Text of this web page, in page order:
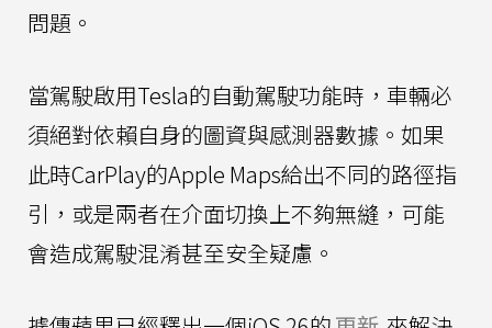
問題。
當駕駛啟用Tesla的自動駕駛功能時，車輛必
須絕對依賴自身的圖資與感測器數據。如果
此時CarPlay的Apple Maps給出不同的路徑指
引，或是兩者在介面切換上不夠無縫，可能
會造成駕駛混淆甚至安全疑慮。